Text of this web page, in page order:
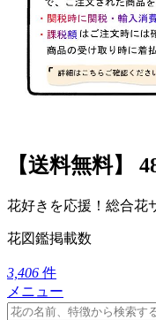
【送料無料】
花好きを応援！総合花
花図鑑掲載数
3,406 件
メニュー